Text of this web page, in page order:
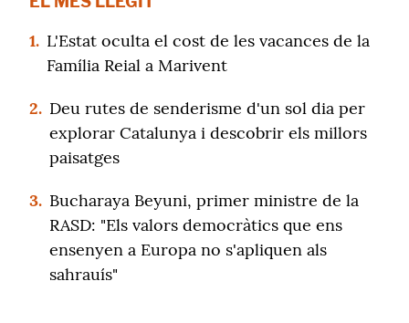
1. L'Estat oculta el cost de les vacances de la
Família Reial a Marivent
2. Deu rutes de senderisme d'un sol dia per
explorar Catalunya i descobrir els millors
paisatges
3. Bucharaya Beyuni, primer ministre de la
RASD: "Els valors democràtics que ens
ensenyen a Europa no s'apliquen als
sahrauís"